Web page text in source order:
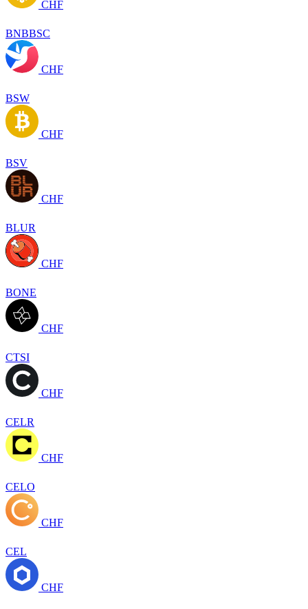
CHF
BNBBSC
CHF
BSW
CHF
BSV
CHF
BLUR
CHF
BONE
CHF
CTSI
CHF
CELR
CHF
CELO
CHF
CEL
CHF